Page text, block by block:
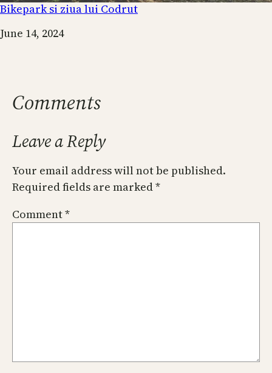
Bikepark si ziua lui Codrut
Date
June 14, 2024
Comments
Leave a Reply
Your email address will not be published.
Required fields are marked*
Comment*